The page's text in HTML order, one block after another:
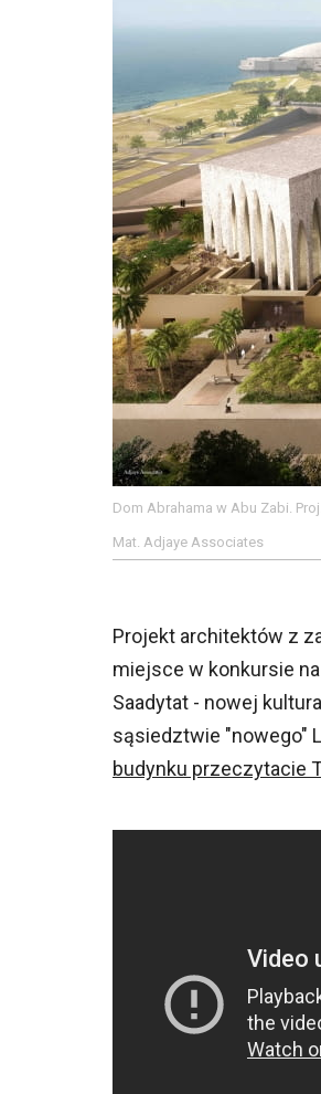
Dom Abrahama w Abu Zabi.
Mat. Adjaye Associates
Projekt architektów z
miejsce w konkursie
Saadytat - nowej
sąsiedztwie "nowego"
budynku przeczytacie